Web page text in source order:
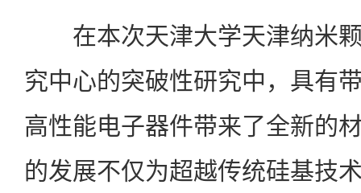
在本次天津大学天津纳米颗
究中心的突破性研究中，具有
高性能电子器件带来了全新的
的发展不仅为超越传统硅基技